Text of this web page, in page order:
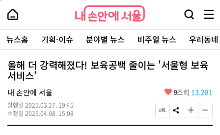
본
로
가
내
손
안
에
서
울
-
서
울
시
대
표
소
통
포
내
손
에
울
검
창
열
기
메
뉴
전
체
보
주
요
서
뉴스홈 기획·이슈 분야별 뉴스 비주얼 뉴스 우리동
올해 더 강력해졌다! 보육공백 줄이는 '서울형 보육
서비스'
내 손안에 서울
발행일 2025.03.27. 19:45
수정일 2025.04.08. 15:08
좋
요
9조회 13,281
페
이
S
N
글
자
글
자
페
상
단
로